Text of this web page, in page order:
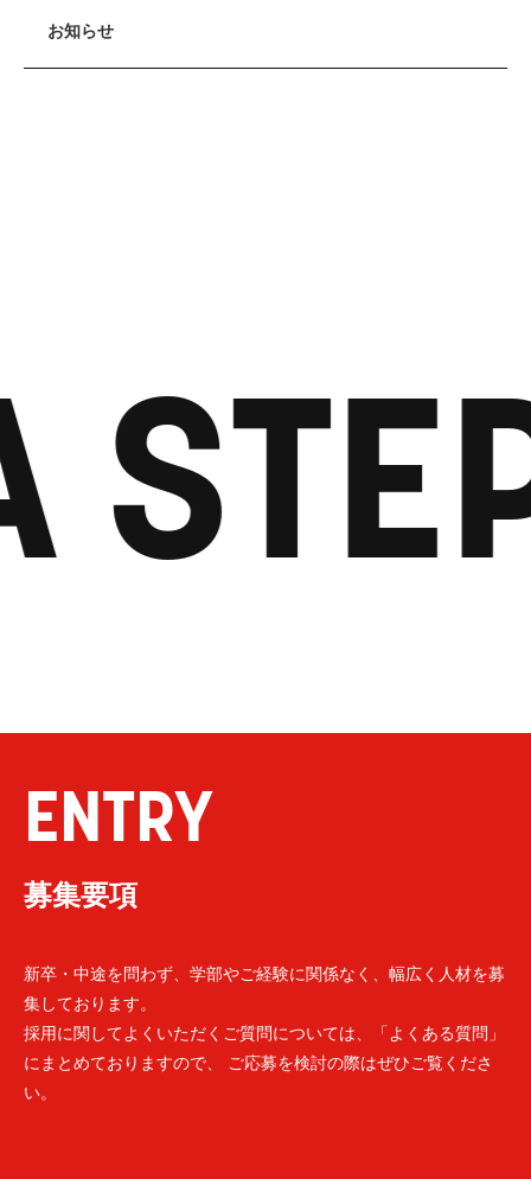
お知らせ
ENTRY
募集要項
新卒・中途を問わず、学部やご経験に関係なく、幅広く人材を募
集しております。
採用に関してよくいただくご質問については、「よくある質問」
にまとめておりますので、 ご応募を検討の際はぜひご覧くださ
い。